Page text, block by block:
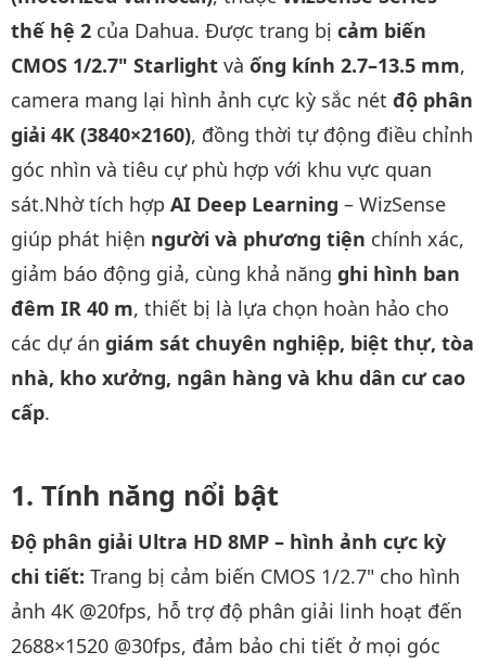
thế hệ 2 của Dahua. Được trang bị cảm biến
CMOS 1/2.7" Starlight và ống kính 2.7–13.5 mm,
camera mang lại hình ảnh cực kỳ sắc nét độ phân
giải 4K (3840×2160), đồng thời tự động điều chỉnh
góc nhìn và tiêu cự phù hợp với khu vực quan
sát.Nhờ tích hợp AI Deep Learning – WizSense
giúp phát hiện người và phương tiện chính xác,
giảm báo động giả, cùng khả năng ghi hình ban
đêm IR 40 m, thiết bị là lựa chọn hoàn hảo cho
các dự án giám sát chuyên nghiệp, biệt thự, tòa
nhà, kho xưởng, ngân hàng và khu dân cư cao
cấp.
Tính năng nổi bật
Độ phân giải Ultra HD 8MP – hình ảnh cực kỳ
chi tiết: Trang bị cảm biến CMOS 1/2.7" cho hình
ảnh 4K @20fps, hỗ trợ độ phân giải linh hoạt đến
2688×1520 @30fps, đảm bảo chi tiết ở mọi góc